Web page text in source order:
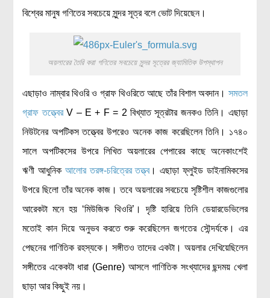
বিশ্বের মানুষ গণিতের সবচেয়ে সুন্দর সূত্র বলে ভোট দিয়েছেন।
অয়লারের তৈরি করা গণিতের সবচেয়ে সুন্দর সূত্রের জ্যামিতিক উপস্থাপন
এছাড়াও নাম্বার থিওরি ও গ্রাফ থিওরিতে আছে তাঁর বিশাল অবদান। সমতল
গ্রাফ তত্ত্বেরV – E + F = 2 বিখ্যাত সূত্রটার জনকও তিনি। এছাড়া
নিউটনের অপটিকস তত্ত্বের উপরেও অনেক কাজ করেছিলেন তিনি। ১৭৪০
সালে অপটিকসের উপরে লিখিত অয়লারের পেপারের কাছে অনেকাংশেই
ঋণী আধুনিক আলোর তরঙ্গ-চরিত্রের তত্ত্ব। এছাড়া ফ্লুইড ডাইনামিকসের
উপরে ছিলো তাঁর অনেক কাজ। তবে অয়লারের সবচেয়ে সৃষ্টিশীল কাজগুলোর
আরেকটা মনে হয় ‘মিউজিক থিওরি’। দৃষ্টি হারিয়ে তিনি ডেয়ারডেভিলের
মতোই কান দিয়ে অনুভব করতে শুরু করেছিলেন জগতের সৌন্দর্যকে। এর
পেছনের গাণিতিক রহস্যকে। সঙ্গীতও তাদের একটা। অয়লার দেখিয়েছিলেন
সঙ্গীতের একেকটা ধারা (Genre) আসলে গাণিতিক সংখ্যাদের ছন্দময় খেলা
ছাড়া আর কিছুই নয়।